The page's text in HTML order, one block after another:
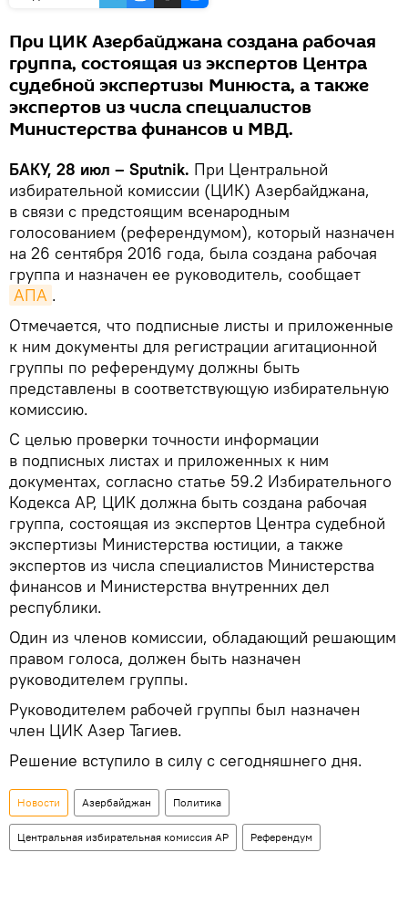
При ЦИК Азербайджана создана рабочая
группа, состоящая из экспертов Центра
судебной экспертизы Минюста, а также
экспертов из числа специалистов
Министерства финансов и МВД.
БАКУ, 28 июл – Sputnik. При Центральной
избирательной комиссии (ЦИК) Азербайджана,
в связи с предстоящим всенародным
голосованием (референдумом), который назначен
на 26 сентября 2016 года, была создана рабочая
группа и назначен ее руководитель, сообщает
АПА .
Отмечается, что подписные листы и приложенные
к ним документы для регистрации агитационной
группы по референдуму должны быть
представлены в соответствующую избирательную
комиссию.
С целью проверки точности информации
в подписных листах и приложенных к ним
документах, согласно статье 59.2 Избирательного
Кодекса АР, ЦИК должна быть создана рабочая
группа, состоящая из экспертов Центра судебной
экспертизы Министерства юстиции, а также
экспертов из числа специалистов Министерства
финансов и Министерства внутренних дел
республики.
Один из членов комиссии, обладающий решающим
правом голоса, должен быть назначен
руководителем группы.
Руководителем рабочей группы был назначен
член ЦИК Азер Тагиев.
Решение вступило в силу с сегодняшнего дня.
Новости Азербайджан Политика
Центральная избирательная комиссия АР Референдум